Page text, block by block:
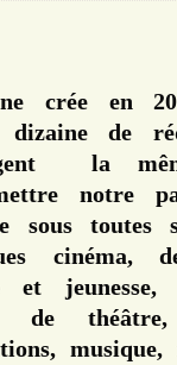
crée en
dizaine de
la
notre
sous toutes
cinéma,
et jeunesse,
de